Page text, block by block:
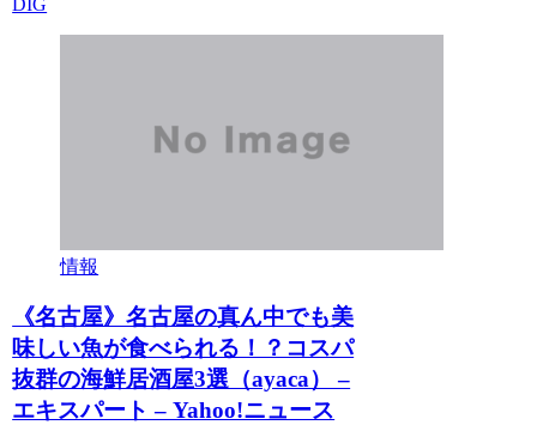
情報
《名古屋》名古屋の真ん中でも美
味しい魚が食べられる！？コスパ
抜群の海鮮居酒屋3選（ayaca） –
エキスパート – Yahoo!ニュース